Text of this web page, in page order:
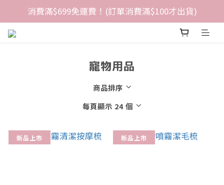
消費滿$699免運費！(訂單消費滿$100才出貨)
寵物用品
商品排序
每頁顯示 24 個
新品上市 新品上市